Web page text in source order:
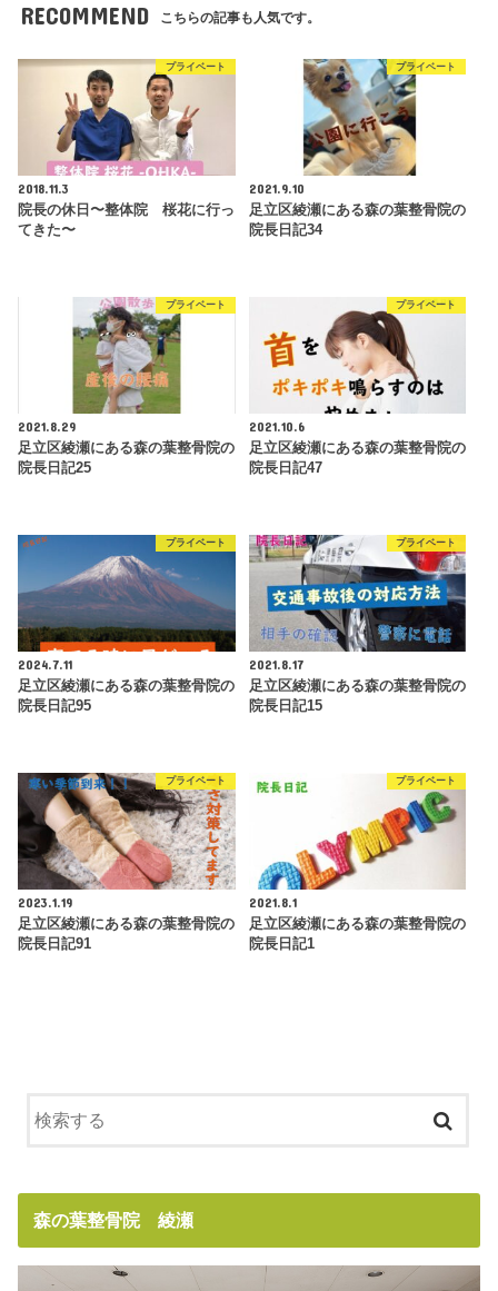
RECOMMEND こちらの記事も人気です。
プライベート
2018.11.3
院長の休日〜整体院 桜花に行っ
てきた〜
プライベート
2021.9.10
足立区綾瀬にある森の葉整骨院の
院長日記34
プライベート
2021.8.29
足立区綾瀬にある森の葉整骨院の
院長日記25
プライベート
2021.10.6
足立区綾瀬にある森の葉整骨院の
院長日記47
プライベート
2024.7.11
足立区綾瀬にある森の葉整骨院の
院長日記95
プライベート
2021.8.17
足立区綾瀬にある森の葉整骨院の
院長日記15
プライベート
2023.1.19
足立区綾瀬にある森の葉整骨院の
院長日記91
プライベート
2021.8.1
足立区綾瀬にある森の葉整骨院の
院長日記1
森の葉整骨院 綾瀬